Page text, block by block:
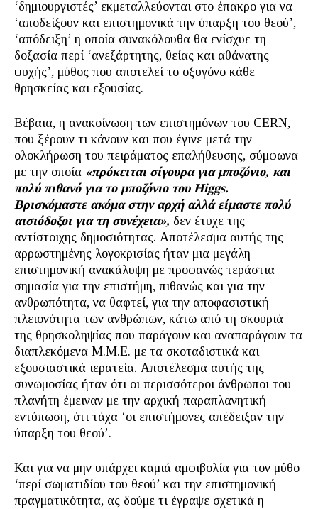
‘δημιουργιστές’ εκμεταλλεύονται στο έπακρο για να
‘αποδείξουν και επιστημονικά την ύπαρξη του θεού’,
‘απόδειξη’ η οποία συνακόλουθα θα ενίσχυε τη
δοξασία περί ‘ανεξάρτητης, θείας και αθάνατης
ψυχής’, μύθος που αποτελεί το οξυγόνο κάθε
θρησκείας και εξουσίας.
Βέβαια, η ανακοίνωση των επιστημόνων του CERN,
που ξέρουν τι κάνουν και που έγινε μετά την
ολοκλήρωση του πειράματος επαλήθευσης, σύμφωνα
με την οποία «πρόκειται σίγουρα για μποζόνιο, και
πολύ πιθανό για το μποζόνιο του Higgs.
Βρισκόμαστε ακόμα στην αρχή αλλά είμαστε πολύ
αισιόδοξοι για τη συνέχεια», δεν έτυχε της
αντίστοιχης δημοσιότητας. Αποτέλεσμα αυτής της
αρρωστημένης λογοκρισίας ήταν μια μεγάλη
επιστημονική ανακάλυψη με προφανώς τεράστια
σημασία για την επιστήμη, πιθανώς και για την
ανθρωπότητα, να θαφτεί, για την αποφασιστική
πλειονότητα των ανθρώπων, κάτω από τη σκουριά
της θρησκοληψίας που παράγουν και αναπαράγουν τα
διαπλεκόμενα Μ.Μ.Ε. με τα σκοταδιστικά και
εξουσιαστικά ιερατεία. Αποτέλεσμα αυτής της
συνωμοσίας ήταν ότι οι περισσότεροι άνθρωποι του
πλανήτη έμειναν με την αρχική παραπλανητική
εντύπωση, ότι τάχα ‘οι επιστήμονες απέδειξαν την
ύπαρξη του θεού’.
Και για να μην υπάρχει καμιά αμφιβολία για τον μύθο
‘περί σωματιδίου του θεού’ και την επιστημονική
πραγματικότητα, ας δούμε τι έγραψε σχετικά η